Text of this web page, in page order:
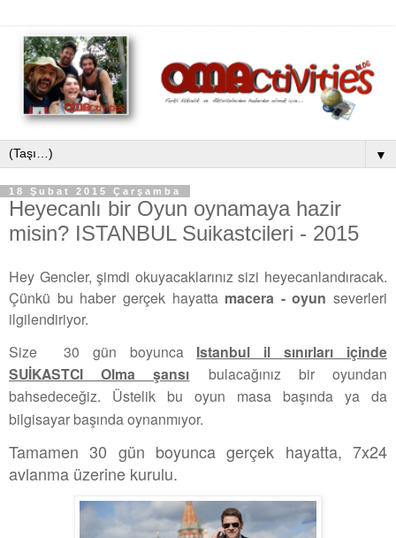
▼
18 Şubat 2015 Çarşamba
Heyecanlı bir Oyun oynamaya hazir
misin? ISTANBUL Suikastcileri - 2015
Hey Gencler, şimdi okuyacaklarınız sizi heyecanlandıracak.
Çünkü bu haber gerçek hayatta macera - oyun severleri
ilgilendiriyor.
Size 30 gün boyunca Istanbul il sınırları içinde
SUİKASTCI Olma şansı
bulacağınız bir oyundan
bahsedeceğiz. Üstelik bu oyun masa başında ya da
bilgisayar başında oynanmıyor.
Tamamen 30 gün boyunca gerçek hayatta, 7x24
avlanma üzerine kurulu.